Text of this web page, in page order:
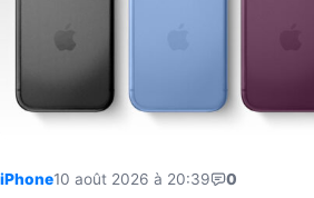
iPhone10 août 2026 à 20:39 0